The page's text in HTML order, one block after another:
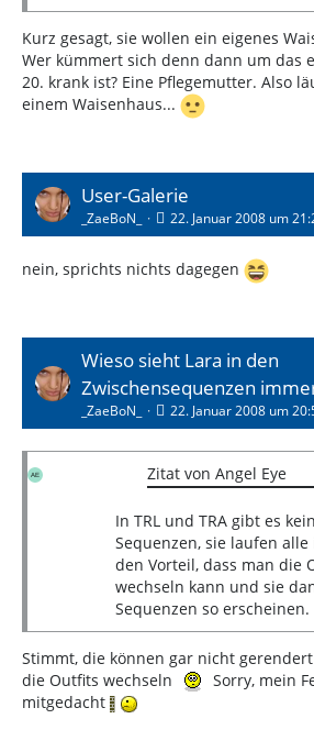
Kurz gesagt, sie wollen ein eigenes
Wer kümmert sich denn dann um das
20. krank ist? Eine Pflegemutter. Also
einem Waisenhaus...
User-Galerie
_ZaeBoN_ 22. Januar 2008 um
nein, sprichts nichts dagegen
Wieso sieht Lara in den
Zwischensequenzen
_ZaeBoN_ 22. Januar 2008 um
Zitat von Angel Eye
In TRL und TRA gibt es
Sequenzen, sie laufen
den Vorteil, dass man die
wechseln kann und sie
Sequenzen so erscheinen.
Stimmt, die können gar nicht
die Outfits wechseln
Sorry, mein
mitgedacht